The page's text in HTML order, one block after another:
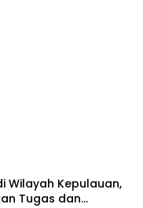
Wilayah Kepulauan,
Tugas dan